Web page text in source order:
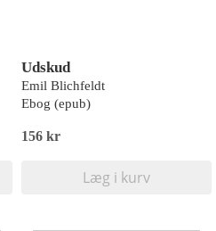
Udskud
Emil Blichfeldt
Ebog (epub)
156 kr
Læg i kurv